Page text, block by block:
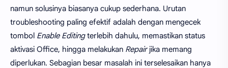
namun solusinya biasanya cukup sederhana. Urutan
troubleshooting paling efektif adalah dengan mengecek
tombol Enable Editingterlebih dahulu, memastikan status
aktivasi Office, hingga melakukan Repairjika memang
diperlukan. Sebagian besar masalah ini terselesaikan hanya